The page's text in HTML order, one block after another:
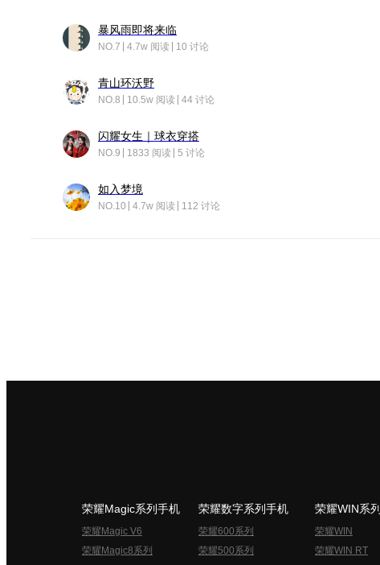
暴风雨即将来临
NO.7 4.7w 阅读 10 讨论
青山环沃野
NO.8 10.5w 阅读 44 讨论
闪耀女生｜球衣穿搭
NO.9 1833 阅读 5 讨论
如入梦境
NO.10 4.7w 阅读 112 讨论
荣耀Magic系列手机
荣耀Magic V6
荣耀Magic8系列
荣耀数字系列手机
荣耀600系列
荣耀500系列
荣耀WIN系列
荣耀WIN
荣耀WIN RT